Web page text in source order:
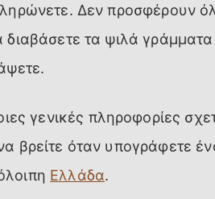
Δεν προσφέρουν
διαβάσετε τα ψιλά γράμματα
γενικές πληροφορίες
βρείτε όταν υπογράφετε
Ελλάδα.